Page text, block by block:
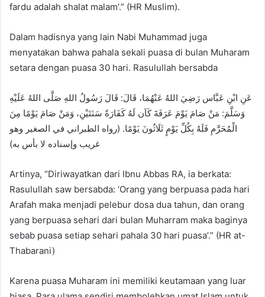
fardu adalah shalat malam’.” (HR Muslim).
Dalam hadisnya yang lain Nabi Muhammad juga
menyatakan bahwa pahala sekali puasa di bulan Muharam
setara dengan puasa 30 hari. Rasulullah bersabda
عَنِ ابْنِ عَبَّاس رَضِيَ اللهُ عَنْهُمَا، قَالَ: قَالَ رَسُولُ اللهِ صَلَّى اللهُ عَلَيْهِ
وَسَلَّمَ: مَنْ صَامَ يَوْمَ عَرَفَةَ كَاَن لَهُ كَفَارَةً سَنَتَيْنِ، وَمَنْ صَامَ يَوْمًا مِنَ
الْمُحَرَّمِ فَلَهُ بِكُلِّ يَوْمٍ ثَلَاثُونَ يَوْمًا. (رواه الطبراني في الصغير وهو
غريب وإسناده لا بأس به)
Artinya, “Diriwayatkan dari Ibnu Abbas RA, ia berkata:
Rasulullah saw bersabda: ‘Orang yang berpuasa pada hari
Arafah maka menjadi pelebur dosa dua tahun, dan orang
yang berpuasa sehari dari bulan Muharram maka baginya
sebab puasa setiap sehari pahala 30 hari puasa’.” (HR at-
Thabarani)
Karena puasa Muharam ini memiliki keutamaan yang luar